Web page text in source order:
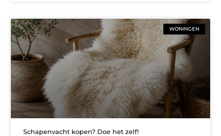
WONINGEN
Schapenvacht kopen? Doe het zelf!